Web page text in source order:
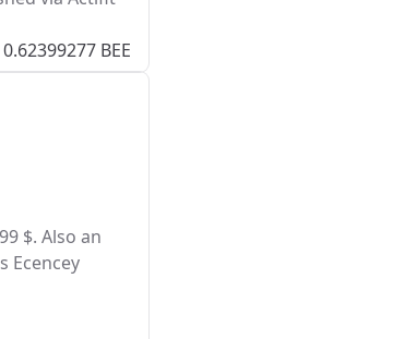
0.62399277 BEE
$. Also an
Ecencey